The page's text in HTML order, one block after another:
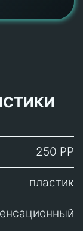
250 PP
пластик